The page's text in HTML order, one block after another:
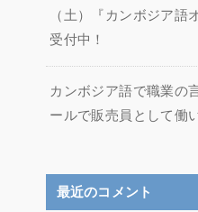
（土）『カンボジア語
受付中！
カンボジア語で職業の
ールで販売員として働
最近のコメント